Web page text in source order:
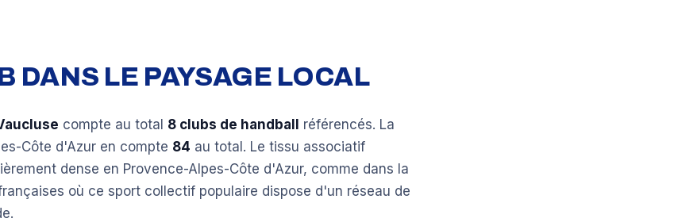
DANS LE PAYSAGE LOCAL
compte au total 8 clubs de handball
référencés. La
Côte d'Azur en compte 84 au total. Le tissu associatif
dense en Provence-Alpes-Côte d'Azur, comme dans la
où ce sport collectif populaire dispose d'un réseau de